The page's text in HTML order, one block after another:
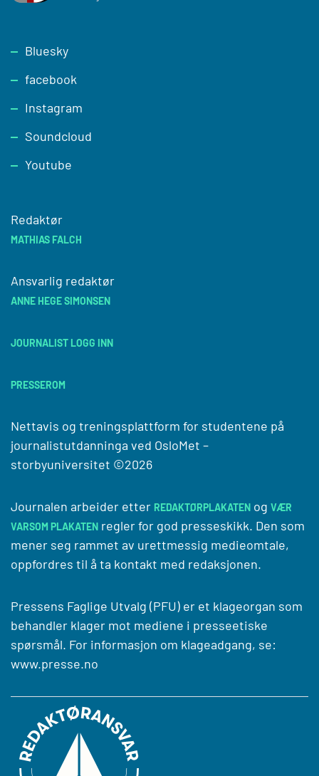
Footer
Bluesky
facebook
Instagram
Soundcloud
Youtube
Redaktør
MATHIAS FALCH
Ansvarlig redaktør
ANNE HEGE SIMONSEN
JOURNALIST LOGG INN
PRESSEROM
Nettavis og treningsplattform for studentene på
journalistutdanninga ved OsloMet –
storbyuniversitet ©2026
Journalen arbeider etter REDAKTØRPLAKATEN og VÆR
VARSOM PLAKATEN regler for god presseskikk. Den som
mener seg rammet av urettmessig medieomtale,
oppfordres til å ta kontakt med redaksjonen.
Pressens Faglige Utvalg (PFU) er et klageorgan som
behandler klager mot mediene i presseetiske
spørsmål. For informasjon om klageadgang, se:
www.presse.no